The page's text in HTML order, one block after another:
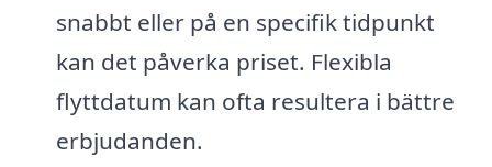
snabbt eller på en specifik tidpunkt
kan det påverka priset. Flexibla
flyttdatum kan ofta resultera i bättre
erbjudanden.